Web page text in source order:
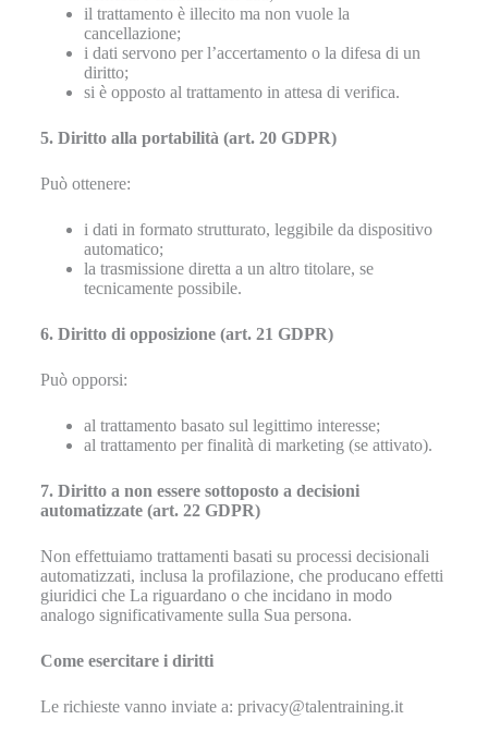
il trattamento è illecito ma non vuole la
cancellazione;
i dati servono per l’accertamento o la difesa di un
diritto;
si è opposto al trattamento in attesa di verifica.
5. Diritto alla portabilità (art. 20 GDPR)
Può ottenere:
i dati in formato strutturato, leggibile da dispositivo
automatico;
la trasmissione diretta a un altro titolare, se
tecnicamente possibile.
6. Diritto di opposizione (art. 21 GDPR)
Può opporsi:
al trattamento basato sul legittimo interesse;
al trattamento per finalità di marketing (se attivato).
7. Diritto a non essere sottoposto a decisioni
automatizzate (art. 22 GDPR)
Non effettuiamo trattamenti basati su processi decisionali
automatizzati, inclusa la profilazione, che producano effetti
giuridici che La riguardano o che incidano in modo
analogo significativamente sulla Sua persona.
Come esercitare i diritti
Le richieste vanno inviate a: privacy@talentraining.it